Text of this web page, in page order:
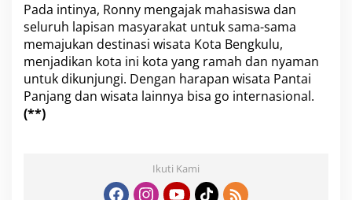
Pada intinya, Ronny mengajak mahasiswa dan
seluruh lapisan masyarakat untuk sama-sama
memajukan destinasi wisata Kota Bengkulu,
menjadikan kota ini kota yang ramah dan nyaman
untuk dikunjungi. Dengan harapan wisata Pantai
Panjang dan wisata lainnya bisa go internasional.
(**)
Ikuti Kami